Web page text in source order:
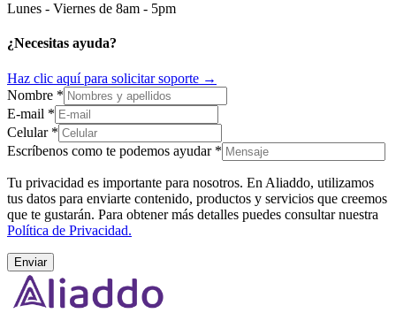
Lunes - Viernes de 8am - 5pm
¿Necesitas ayuda?
Haz clic aquí para solicitar soporte →
Nombre *
E-mail *
Celular*
Escríbenos como te podemos ayudar*
Tu privacidad es importante para nosotros. En Aliaddo, utilizamos
tus datos para enviarte contenido, productos y servicios que creemos
que te gustarán. Para obtener más detalles puedes consultar nuestra
Política de Privacidad.
Enviar